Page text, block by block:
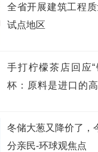
全省开展建筑工程
试点地区
手打柠檬茶店回应
杯：原料是进口的
冬储大葱又降价了，
分亲民-环球观焦点